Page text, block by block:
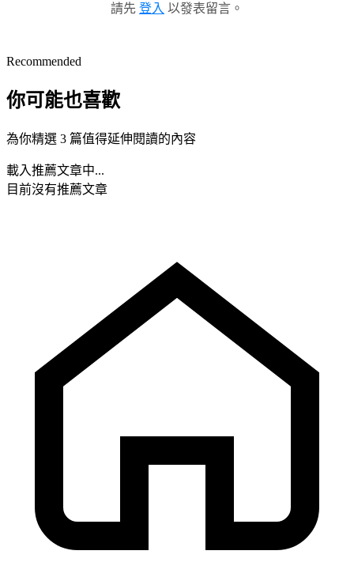
請先 登入 以發表留言。
Recommended
你可能也喜歡
為你精選 3 篇值得延伸閱讀的內容
載入推薦文章中...
目前沒有推薦文章